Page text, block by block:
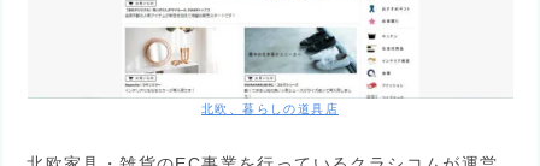
北欧、暮らしの道具店